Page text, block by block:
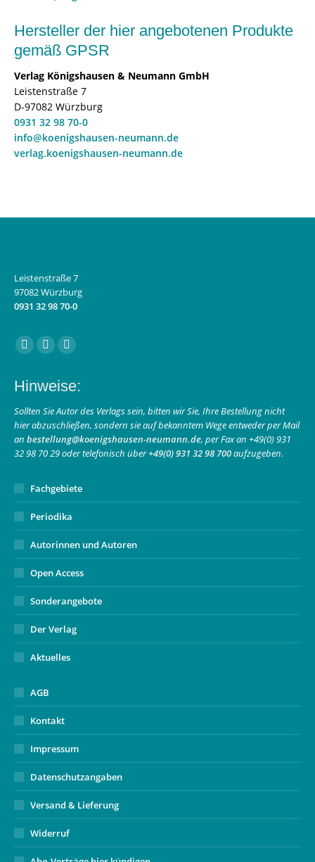
Hersteller der hier angebotenen Produkte
gemäß GPSR
Verlag Königshausen & Neumann GmbH
Leistenstraße 7
D-97082 Würzburg
0931 32 98 70-0
info@koenigshausen-neumann.de
verlag.koenigshausen-neumann.de
Leistenstraße 7
97082 Würzburg
0931 32 98 70-0
Finden Sie uns auf:
Facebook
opens
in
new
window
Instagram
opens
in
new
window
E-
page
opens
in
new
window
Hinweise:
Sollten Sie Autor des Verlags sein, bitten wir Sie, Ihre Bestellung nicht
hier abzuschließen, sondern sie auf bekanntem Wege entweder per Mail
an bestellung@koenigshausen-neumann.de, per Fax an +49(0) 931
32 98 70 29 oder telefonisch über+49(0) 931 32 98 700aufzugeben.
Fachgebiete
Periodika
Autorinnen und Autoren
Open Access
Sonderangebote
Der Verlag
Aktuelles
AGB
Kontakt
Impressum
Datenschutzangaben
Versand & Lieferung
Widerruf